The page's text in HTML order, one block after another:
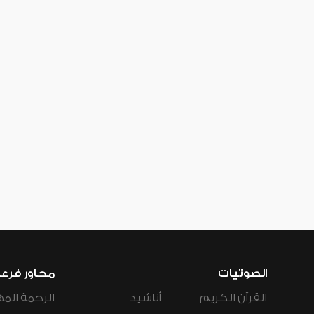
الصوتيات
القرآن الكريم
أناشيد
محاور
الرحمة